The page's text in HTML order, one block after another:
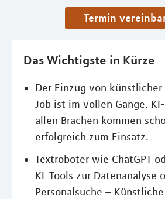
Termin
Das Wichtigste in Kürze
Der Einzug von
Job ist im vollen Gange.
allen Brachen kommen
erfolgreich zum Einsatz.
Textroboter wie ChatGPT
KI-Tools zur Datenanalyse
Personalsuche –